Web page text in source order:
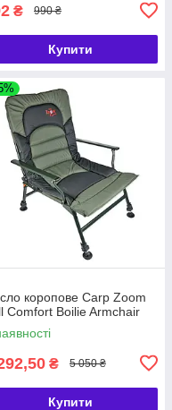
₴ 990 ₴
Купити
коропове Carp Zoom
Comfort Boilie Armchair
₴ 5 050 ₴
Купити